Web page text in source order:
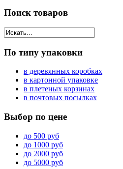
Поиск товаров
По типу упаковки
в деревянных коробках
в картонной упаковке
в плетеных корзинах
в почтовых посылках
Выбор по цене
до 500 руб
до 1000 руб
до 2000 руб
до 5000 руб